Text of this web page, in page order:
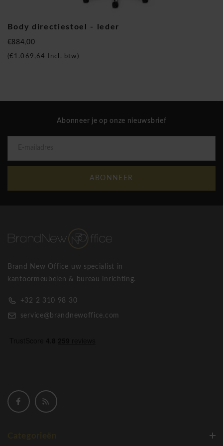
Brand New Office is officiële verdeler van het merk voor de
Body directiestoel - leder
€884,00
(€1.069,64 Incl. btw)
Abonneer je op onze nieuwsbrief
ABONNEER
Brand New Office uw specialist in
kantoormeubelen & bureau inrichting.
+32 2 310 98 30
service@brandnewoffice.com